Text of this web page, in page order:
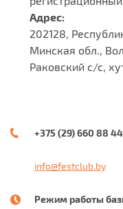
Адрес:
202128,
Минская обл.,
Раковский c/c,
+375 (29) 660 88 44
info@festclub.by
Режим работы